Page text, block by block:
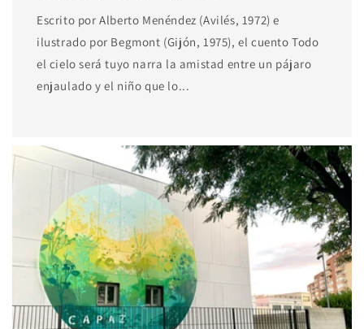
Escrito por Alberto Menéndez (Avilés, 1972) e
ilustrado por Begmont (Gijón, 1975), el cuento Todo
el cielo será tuyo narra la amistad entre un pájaro
enjaulado y el niño que lo...